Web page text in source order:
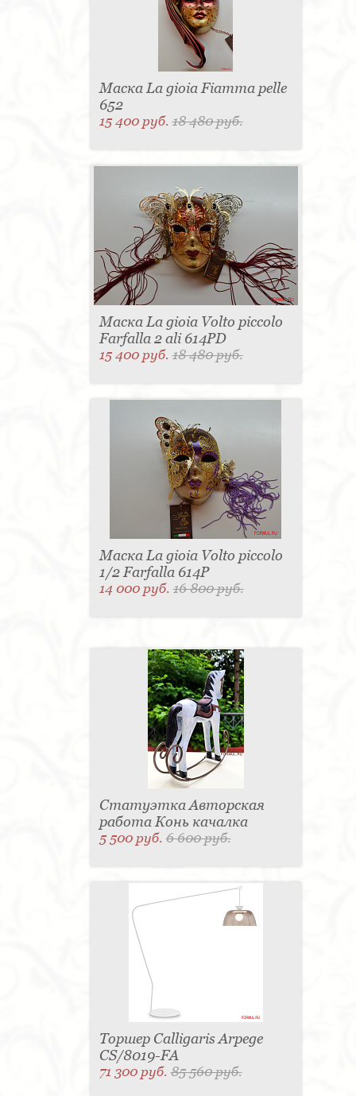
Маска La gioia Fiamma pelle
652
15 400 руб.18 480 руб.
Маска La gioia Volto piccolo
Farfalla 2 ali 614PD
15 400 руб.18 480 руб.
Маска La gioia Volto piccolo
1/2 Farfalla 614P
14 000 руб.16 800 руб.
Статуэтка Авторская
работа Конь качалка
5 500 руб.6 600 руб.
Торшер Calligaris Arpege
CS/8019-FA
71 300 руб.85 560 руб.